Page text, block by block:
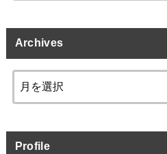
Archives
Profile